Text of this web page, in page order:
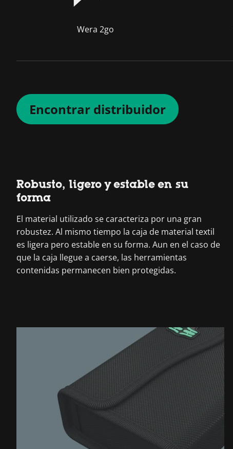
Wera 2go
Encontrar distribuidor
Robusto, ligero y estable en su
forma
El material utilizado se caracteriza por una gran
robustez. Al mismo tiempo la caja de material textil
es ligera pero estable en su forma. Aun en el caso de
que la caja llegue a caerse, las herramientas
contenidas permanecen bien protegidas.